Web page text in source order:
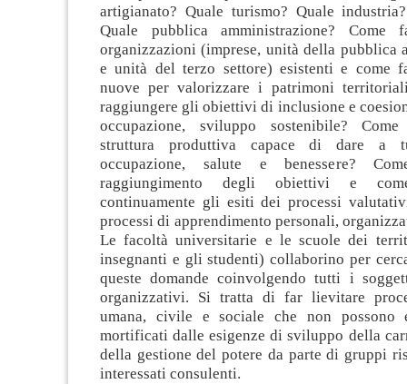
artigianato? Quale turismo? Quale
Quale pubblica amministrazione? Come
organizzazioni (imprese, unità della pubblica
e unità del terzo settore) esistenti e come
nuove per valorizzare i patrimoni
raggiungere gli obiettivi di inclusione e
occupazione, sviluppo sostenibile?
struttura produttiva capace di dare a
occupazione, salute e benessere?
raggiungimento degli obiettivi e
continuamente gli esiti dei processi
processi di apprendimento personali,
Le facoltà universitarie e le scuole dei
insegnanti e gli studenti) collaborino per
queste domande coinvolgendo tutti i
organizzativi. Si tratta di far lievitare
umana, civile e sociale che non possono
mortificati dalle esigenze di sviluppo della
della gestione del potere da parte di gruppi
interessati consulenti.